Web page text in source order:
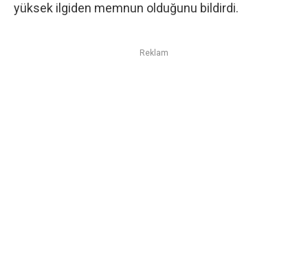
yüksek ilgiden memnun olduğunu bildirdi.
Reklam